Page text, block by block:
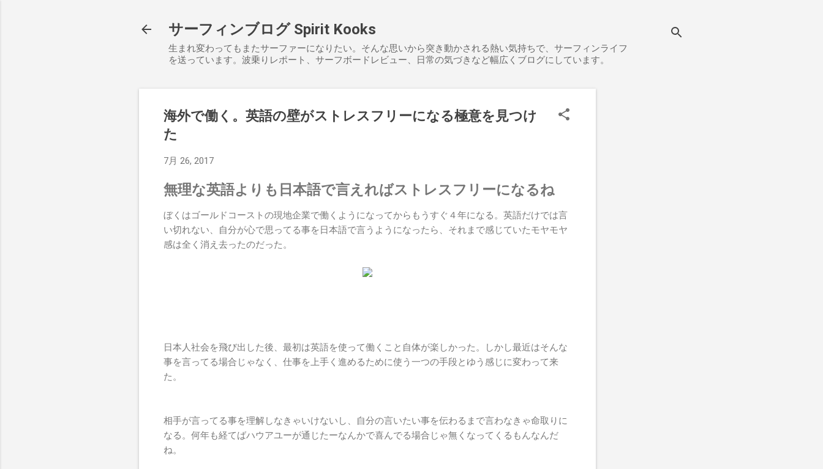
サーフィンブログ Spirit Kooks
生まれ変わってもまたサーファーになりたい。そんな思いから突き動かされる熱い気持ちで、サーフィンライフ
を送っています。波乗りレポート、サーフボードレビュー、日常の気づきなど幅広くブログにしています。
海外で働く。英語の壁がストレスフリーになる極意を見つけ
た
7月 26, 2017
無理な英語よりも日本語で言えればストレスフリーになるね
ぼくはゴールドコーストの現地企業で働くようになってからもうすぐ４年になる。英語だけでは言
い切れない、自分が心で思ってる事を日本語で言うようになったら、それまで感じていたモヤモヤ
感は全く消え去ったのだった。
日本人社会を飛び出した後、最初は英語を使って働くこと自体が楽しかった。しかし最近はそんな
事を言ってる場合じゃなく、仕事を上手く進めるために使う一つの手段とゆう感じに変わって来
た。
相手が言ってる事を理解しなきゃいけないし、自分の言いたい事を伝わるまで言わなきゃ命取りに
なる。何年も経てばハウアユーが通じたーなんかで喜んでる場合じゃ無くなってくるもんなんだ
ね。